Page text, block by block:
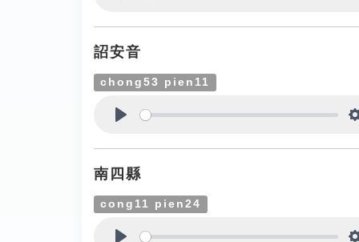
詔安音
chong53 pien11
南四縣
cong11 pien24